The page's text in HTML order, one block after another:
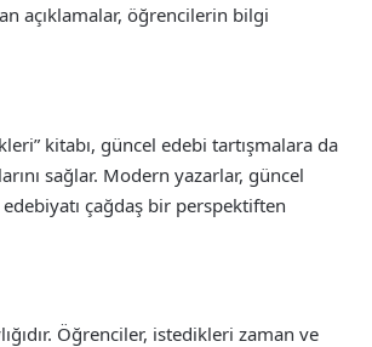
açıklamalar, öğrencilerin bilgi
kitabı, güncel edebi tartışmalara da
sağlar. Modern yazarlar, güncel
çağdaş bir perspektiften
Öğrenciler, istedikleri zaman ve